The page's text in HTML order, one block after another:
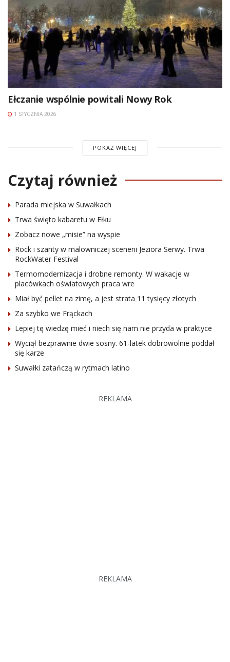
Ełczanie wspólnie powitali Nowy Rok
1 STYCZNIA 2026
POKAŻ WIĘCEJ
Czytaj również
Parada miejska w Suwałkach
Trwa święto kabaretu w Ełku
Zobacz nowe „misie” na wyspie
Rock i szanty w malowniczej scenerii Jeziora Serwy. Trwa
RockWater Festival
Termomodernizacja i drobne remonty. W wakacje w
placówkach oświatowych praca wre
Miał być pellet na zimę, a jest strata 11 tysięcy złotych
Za szybko we Frąckach
Lepiej tę wiedzę mieć i niech się nam nie przyda w praktyce
Wyciął bezprawnie dwie sosny. 61-latek dobrowolnie poddał
się karze
Suwałki zatańczą w rytmach latino
REKLAMA
REKLAMA